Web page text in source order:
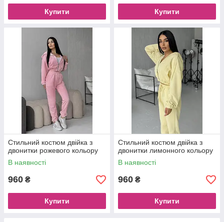
Купити Купити
Стильний костюм двійка з
двонитки рожевого кольору
В наявності
960 ₴
Купити
Стильний костюм двійка з
двонитки лимонного кольору
В наявності
960 ₴
Купити